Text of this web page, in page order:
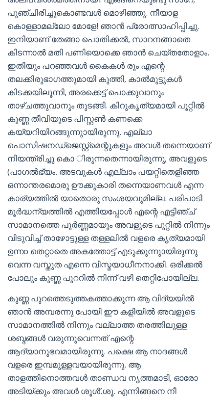
പുഞ്ചിരിച്ചുകൊണ്ടവൾ മൊഴിഞ്ഞു. നീയാള
കൊള്ളാമല്ലോ മോളേ! ഞാൻ പ്രോത്സാഹിപ്പിച്ചു.
ഇനിയാണ് തേങ്ങാ പൊതിക്കൽ, സാറനങ്ങാതെ
കിടന്നാൽ മതി പണിയൊക്കെ ഞാൻ ചെയ്തതോളാം.
ഇതിയും പറഞ്ഞവൾ കൈകൾ രൂം എന്റെ
തലക്കിരുഭാഗത്തുമായി കുത്തി, കാൽമുട്ടുകൾ
കിടക്കയിലൂന്നി, അരക്കെട്ട് പൊക്കുവാനും
താഴ്ചത്തുവാനും തുടങ്ങി. കിറുകൃത്യമായി പൂറ്റിൽ
കുണ്ണ തീവിയുടെ പിസ്റ്റൺ കണക്കെ
കയ്യറിയിറങ്ങുന്നുായിരുന്നു. എല്ലാ
പൊസിഷനഡ്ജെസ്റ്റ്മെന്റുകളും അവൾ തന്നെയാണ്
നിയന്ത്രിച്ചു കൊ ിരുന്നതെന്നായിരുന്നു, അവളുടെ
(പാഗൽഭ്യം. അടവുകൾ എല്ലാം പയറ്റിതെളിഞ്ഞ
ഒന്നാന്തരമൊരു ഊക്കുകാരി തന്നെയാണവൾ എന്ന
കാര്യത്തിൽ യാതൊരു സംശയവുമില്ല. പരിപാടി
മൂർദ്ധന്യത്തിൽ എത്തിയപ്പോൾ എന്റെ എട്ടിഞ്ച്
സാമാനത്തെ പൂർണ്ണമായും അവളുടെ പൂറ്റിൽ നിന്നും
വിടുവിച്ച് താഴോട്ടുള്ള തള്ളലിൽ വളരെ കൃത്യമായി
ഉന്നo തെറ്റാതെ അകത്തോട്ട് എടുക്കുന്നുായിരുന്നു
വെന്ന വസ്തുത എന്നെ വിസ്മയാധീനനാക്കി. ഒരിക്കൽ
പോലും കുണ്ണ പൂററിൽ നിന്ന് വഴി തെറ്റിപോയില്ല.
കുണ്ണ പുറത്തെടുത്തകത്താക്കുന്ന ആ വിദ്യയിൽ
ഞാൻ അമ്പരന്നു പോയി ഈ കളിയിൽ അവളുടെ
സാമാനത്തിൽ നിന്നും വല്ലാത്ത തരത്തിലുള്ള
ശബ്ദങ്ങൾ വരുന്നുവെന്നത് എന്റെ
ആദ്യാനുഭവമായിരുന്നു. പക്ഷെ ആ നാദങ്ങൾ
വളരെ ഇമ്പമുള്ളവയായിരുന്നു. ആ
താളത്തിനൊത്തവൾ താണ്ഡവ നൃത്തമാടി, ഓരോ
അടിയ്ക്കും അവൾ ശൂൾ്.ശൂ. എന്നിങ്ങനെ നീ